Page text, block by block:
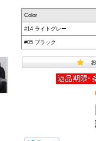
Color
#14 ライトグレー
#05 ブラック